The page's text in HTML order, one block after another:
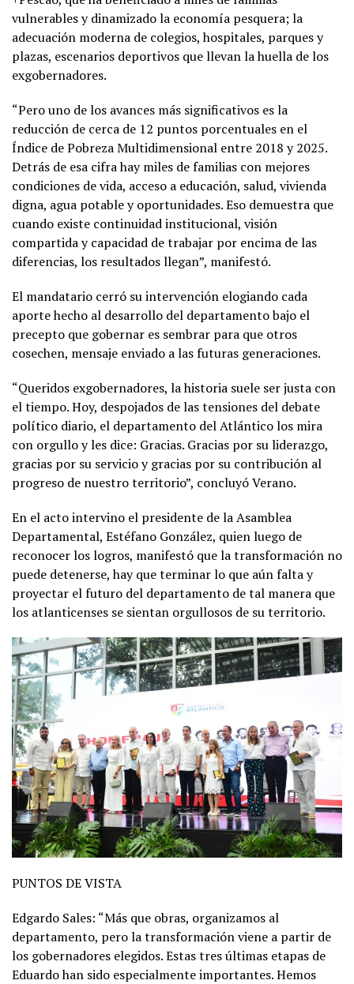
vulnerables y dinamizado la economía pesquera; la
adecuación moderna de colegios, hospitales, parques y
plazas, escenarios deportivos que llevan la huella de los
exgobernadores.
“Pero uno de los avances más significativos es la
reducción de cerca de 12 puntos porcentuales en el
Índice de Pobreza Multidimensional entre 2018 y 2025.
Detrás de esa cifra hay miles de familias con mejores
condiciones de vida, acceso a educación, salud, vivienda
digna, agua potable y oportunidades. Eso demuestra que
cuando existe continuidad institucional, visión
compartida y capacidad de trabajar por encima de las
diferencias, los resultados llegan”, manifestó.
El mandatario cerró su intervención elogiando cada
aporte hecho al desarrollo del departamento bajo el
precepto que gobernar es sembrar para que otros
cosechen, mensaje enviado a las futuras generaciones.
“Queridos exgobernadores, la historia suele ser justa con
el tiempo. Hoy, despojados de las tensiones del debate
político diario, el departamento del Atlántico los mira
con orgullo y les dice: Gracias. Gracias por su liderazgo,
gracias por su servicio y gracias por su contribución al
progreso de nuestro territorio”, concluyó Verano.
En el acto intervino el presidente de la Asamblea
Departamental, Estéfano González, quien luego de
reconocer los logros, manifestó que la transformación no
puede detenerse, hay que terminar lo que aún falta y
proyectar el futuro del departamento de tal manera que
los atlanticenses se sientan orgullosos de su territorio.
PUNTOS DE VISTA
Edgardo Sales: “Más que obras, organizamos al
departamento, pero la transformación viene a partir de
los gobernadores elegidos. Estas tres últimas etapas de
Eduardo han sido especialmente importantes. Hemos